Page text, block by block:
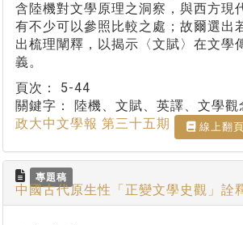
含陸機對文學原理之洞察，與西方現
有不少可以參照比較之處；故爾選出
出梳理闡釋，以揭示〈文賦〉在文學
義。
頁次： 5-44
關鍵字：
陸機、文賦、英譯、文學觀
政大中文學報 第三十五期
線上翻
專題稿
中國古代原生性「正變文學史觀」詮